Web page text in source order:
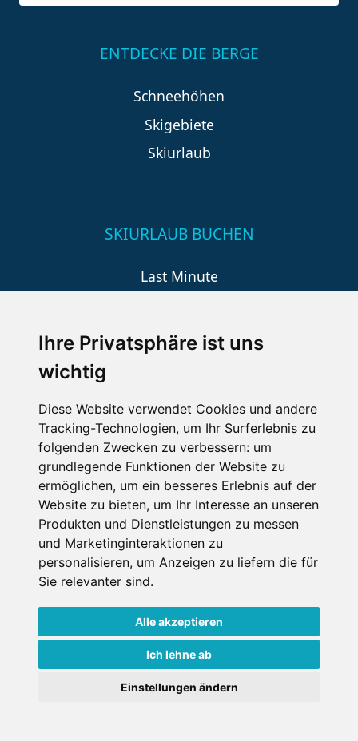
Ihre Privatsphäre ist uns
wichtig
Diese Website verwendet Cookies und andere
Tracking-Technologien, um Ihr Surferlebnis zu
folgenden Zwecken zu verbessern: um
grundlegende Funktionen der Website zu
ermöglichen, um ein besseres Erlebnis auf der
Website zu bieten, um Ihr Interesse an unseren
Produkten und Dienstleistungen zu messen
und Marketinginteraktionen zu
personalisieren, um Anzeigen zu liefern die für
Sie relevanter sind.
Alle akzeptieren
Ich lehne ab
Einstellungen ändern
ENTDECKE DIE BERGE
Schneehöhen
Skigebiete
Skiurlaub
SKIURLAUB BUCHEN
Last Minute
Wellness
SCHNEEHÖHEN SKI APP
Die Schneehoehen Ski APP für iOS und Android - Ein
Muss für alle Wintersportler und Schneefreaks!
Impressum
Datenschutz
Nutzungsbedingungen
Kontakt
Portale
FAQ Newsletter Mediadaten